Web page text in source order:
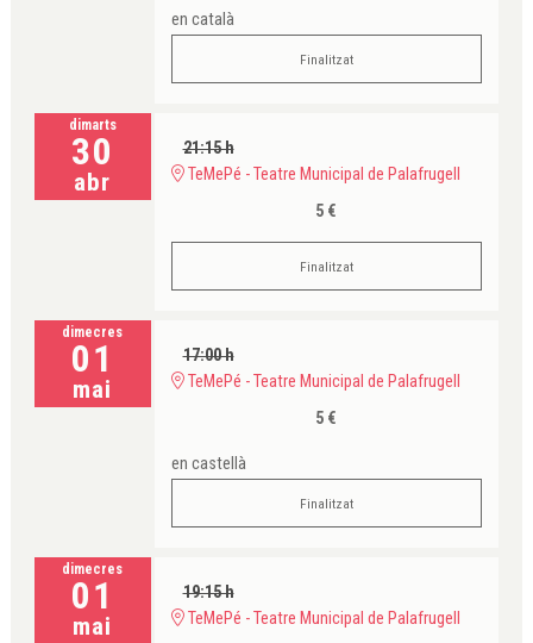
en català
Finalitzat
dimarts
30
abr
21:15 h
TeMePé - Teatre Municipal de Palafrugell
5 €
Finalitzat
dimecres
01
mai
17:00 h
TeMePé - Teatre Municipal de Palafrugell
5 €
en castellà
Finalitzat
dimecres
01
mai
19:15 h
TeMePé - Teatre Municipal de Palafrugell